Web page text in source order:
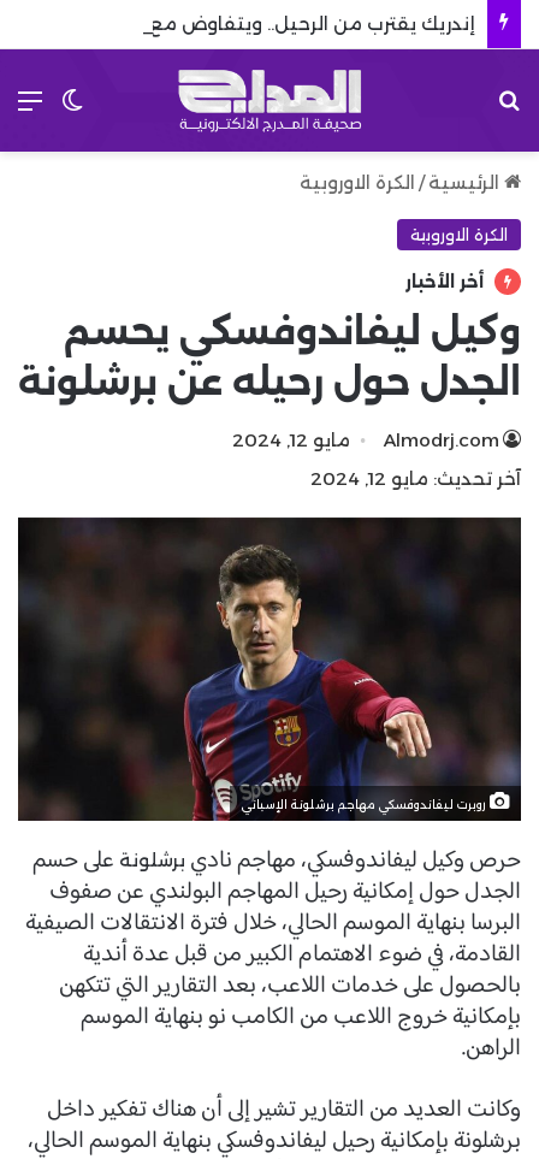
الرئيسية / الكرة الاوروبية
الكرة الاوروبية
أخر الأخبار
وكيل ليفاندوفسكي يحسم
الجدل حول رحيله عن برشلونة
Almodrj.com
مايو 12, 2024
آخر تحديث: مايو 12, 2024
روبرت ليفاندوفسكي مهاجم برشلونة الإسباني
حرص وكيل ليفاندوفسكي، مهاجم نادي برشلونة على حسم
الجدل حول إمكانية رحيل المهاجم البولندي عن صفوف
البرسا بنهاية الموسم الحالي، خلال فترة الانتقالات الصيفية
القادمة، في ضوء الاهتمام الكبير من قبل عدة أندية
بالحصول على خدمات اللاعب، بعد التقارير التي تتكهن
بإمكانية خروج اللاعب من الكامب نو بنهاية الموسم
الراهن.
وكانت العديد من التقارير تشير إلى أن هناك تفكير داخل
برشلونة بإمكانية رحيل ليفاندوفسكي بنهاية الموسم الحالي،